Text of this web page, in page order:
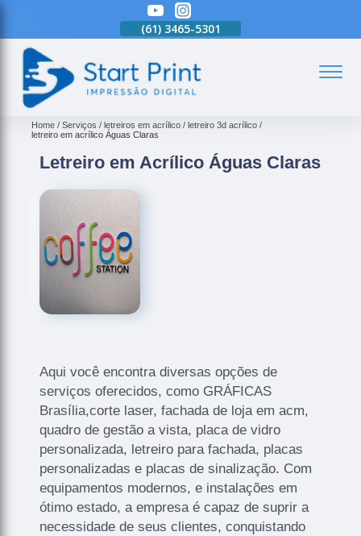
(61)3465-5301
Home Serviços letreiros em acrílico
letreiro 3d acrílico
letreiro em acrílico Águas Claras
Letreiro em Acrílico Águas Claras
Aqui você encontra diversas opções de
serviços oferecidos, como GRÁFICAS
Brasília,corte laser, fachada de loja em acm,
quadro de gestão a vista, placa de vidro
personalizada, letreiro para fachada, placas
personalizadas e placas de sinalização. Com
equipamentos modernos, e instalações em
ótimo estado, a empresa é capaz de suprir a
necessidade de seus clientes, conquistando